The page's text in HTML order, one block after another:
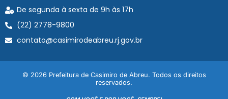
De segunda à sexta de 9h às 17h
(22) 2778-9800
contato@casimirodeabreu.rj.gov.br
© 2026 Prefeitura de Casimiro de Abreu. Todos os direitos
reservados.